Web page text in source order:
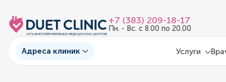
+7 (383) 209-18-17
Пн. - Вс. с 8.00 по 20.00
Адреса клиник Услуги